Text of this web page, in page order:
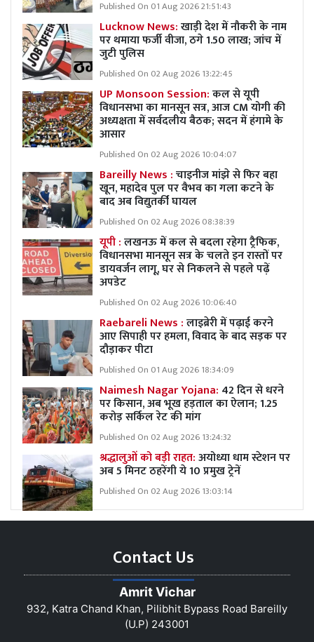
Published On 01 Aug 2026 21:51:43
Lucknow News:खाड़ी देश में नौकरी के नाम
पर थमाया फर्जी वीजा, ठगे 1.50 लाख; जांच में
जुटी पुलिस
Published On 02 Aug 2026 13:22:45
UP Monsoon Session:कल से यूपी
विधानसभा का मानसून सत्र, आज CM योगी की
अध्यक्षता में सर्वदलीय बैठक; सदन में हंगामे के
आसार
Published On 02 Aug 2026 10:04:07
Bareilly News :चाइनीज मांझे से फिर बहा
खून, महादेव पुल पर वैभव का गला कटने के
बाद अब विद्युतर्की घायल
Published On 02 Aug 2026 08:38:39
यूपी :लखनऊ में कल से बदला रहेगा ट्रैफिक,
विधानसभा मानसून सत्र के चलते इन रास्तों पर
डायवर्जन लागू, घर से निकलने से पहले पढ़ें
अपडेट
Published On 02 Aug 2026 10:06:40
Raebareli News :लाइब्रेरी में पढ़ाई करने
आए सिपाही पर हमला, विवाद के बाद सड़क पर
दौड़ाकर पीटा
Published On 01 Aug 2026 18:34:09
Naimesh Nagar Yojana: 42 दिन से धरने
पर किसान, अब भूख हड़ताल का ऐलान; 1.25
करोड़ सर्किल रेट की मांग
Published On 02 Aug 2026 13:24:32
श्रद्धालुओं को बड़ी राहत:अयोध्या धाम स्टेशन पर
अब 5 मिनट ठहरेंगी ये 10 प्रमुख ट्रेनें
Published On 02 Aug 2026 13:03:14
Contact Us
Amrit Vichar
932, Katra Chand Khan, Pilibhit Bypass Road Bareilly
(U.P) 243001